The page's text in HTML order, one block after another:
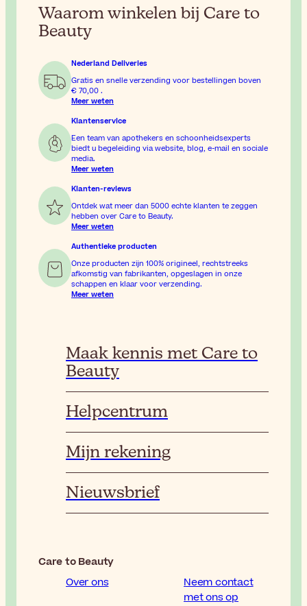
Waarom winkelen bij Care to
Beauty
Nederland Deliveries
Gratis en snelle verzending voor bestellingen boven
€ 70,00 .
Meer weten
Klantenservice
Een team van apothekers en schoonheidsexperts
biedt u begeleiding via website, blog, e-mail en sociale
media.
Meer weten
Klanten-reviews
Ontdek wat meer dan 5000 echte klanten te zeggen
hebben over Care to Beauty.
Meer weten
Authentieke producten
Onze producten zijn 100% origineel, rechtstreeks
afkomstig van fabrikanten, opgeslagen in onze
schappen en klaar voor verzending.
Meer weten
Maak kennis met Care to
Beauty
Helpcentrum
Mijn rekening
Nieuwsbrief
Care to Beauty
Over ons
Neem contact
met ons op